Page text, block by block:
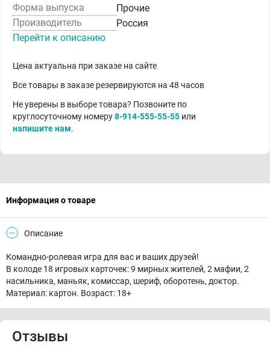
Форма выпуска
Прочие
Производитель
Россия
Перейти к описанию
Цена актуальна при заказе на сайте
Все товары в заказе резервируются на 48 часов
Не уверены в выборе товара? Позвоните по
круглосуточному номеру8-914-555-55-55 или
напишите нам.
Информация о товаре
Описание
Командно-ролевая игра для вас и ваших друзей!
В колоде 18 игровых карточек: 9 мирных жителей, 2 мафии, 2
насильника, маньяк, комиссар, шериф, оборотень, доктор.
Материал: картон. Возраст: 18+
Отзывы